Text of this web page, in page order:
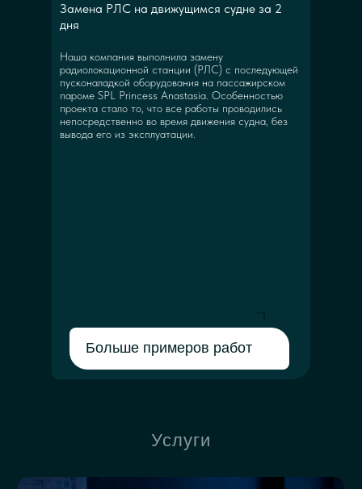
Больше примеров работ
Наша компания выполнила замену
радиолокационной станции (РЛС) с последующей
пусконаладкой оборудования на пассажирском
пароме SPL Princess Anastasia. Особенностью
проекта стало то, что все работы проводились
непосредственно во время движения судна, без
вывода его из эксплуатации.
Замена РЛС на движущимся судне за 2
дня
Услуги